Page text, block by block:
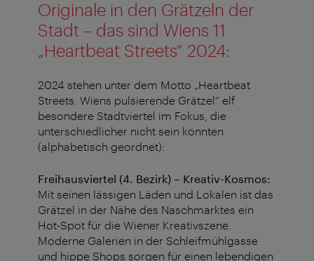
Originale in den Grätzeln der
Stadt – das sind Wiens 11
„Heartbeat Streets“ 2024:
2024 stehen unter dem Motto „Heartbeat
Streets. Wiens pulsierende Grätzel“ elf
besondere Stadtviertel im Fokus, die
unterschiedlicher nicht sein könnten
(alphabetisch geordnet):
Freihausviertel (4. Bezirk) – Kreativ-Kosmos:
Mit seinen lässigen Läden und Lokalen ist das
Grätzel in der Nähe des Naschmarktes ein
Hot-Spot für die Wiener Kreativszene.
Moderne Galerien in der Schleifmühlgasse
und hippe Shops sorgen für einen lebendigen